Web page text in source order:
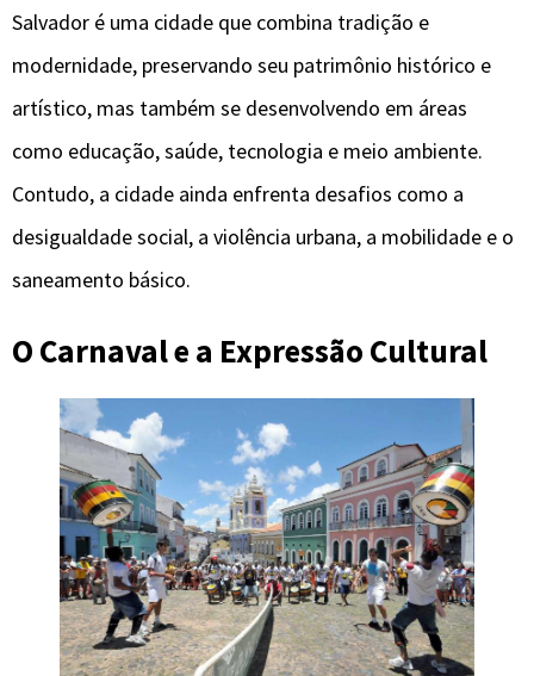
Salvador é uma cidade que combina tradição e
modernidade, preservando seu patrimônio histórico e
artístico, mas também se desenvolvendo em áreas
como educação, saúde, tecnologia e meio ambiente.
Contudo, a cidade ainda enfrenta desafios como a
desigualdade social, a violência urbana, a mobilidade e o
saneamento básico.
O Carnaval e a Expressão Cultural